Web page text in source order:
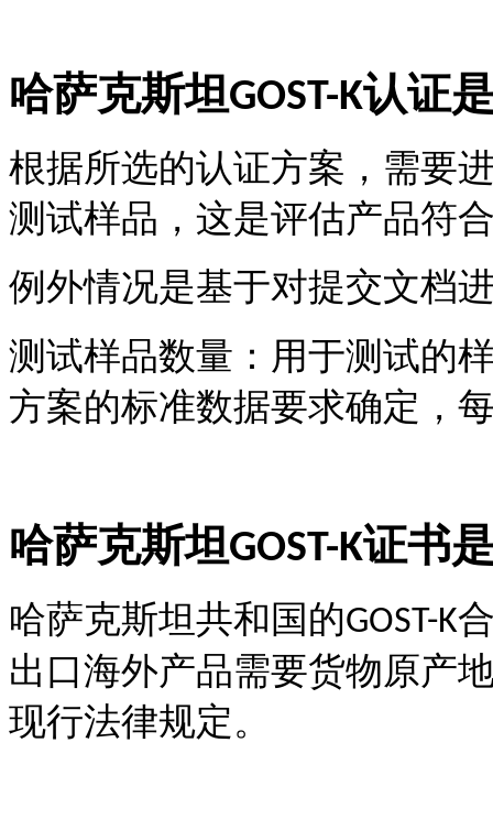
哈萨克斯坦GOST-K认证
根据所选的认证方案，需要
测试样品，这是评估产品符
例外情况是基于对提交文档
测试样品数量：用于测试的
方案的标准数据要求确定，
哈萨克斯坦GOST-K证书
哈萨克斯坦共和国的GOST-K
出口海外产品需要货物原产
现行法律规定。